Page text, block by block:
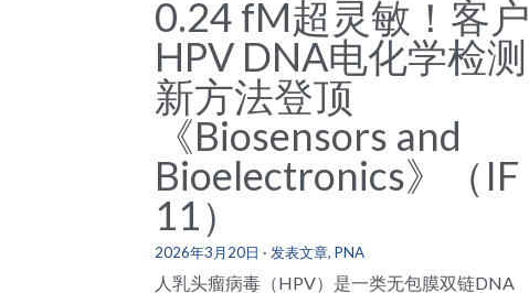
0.24 fM超灵敏！客户
HPV DNA电化学检测
新方法登顶
《Biosensors and
Bioelectronics》（IF
11）
2026年3月20日 · 发表文章, PNA
人乳头瘤病毒（HPV）是一类无包膜双链DNA